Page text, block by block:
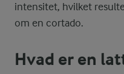
intensitet, hvilket
om en cortado.
Hvad er en